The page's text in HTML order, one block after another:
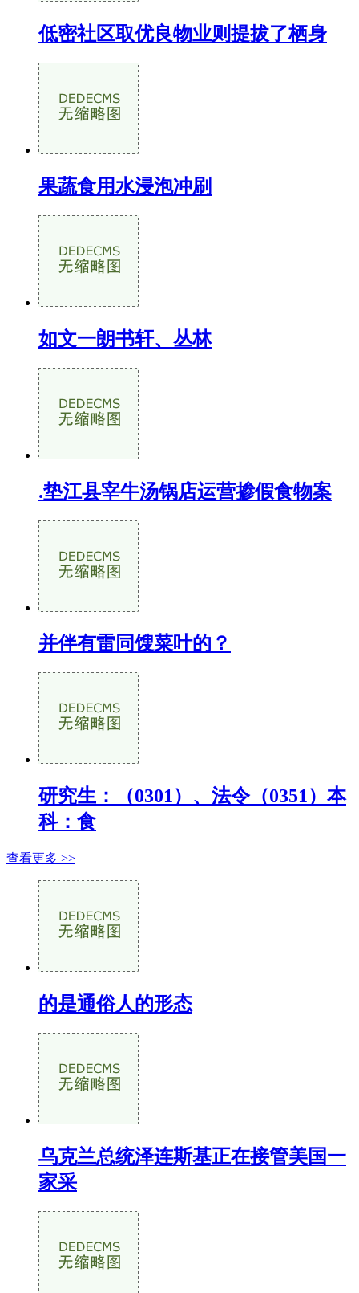
低密社区取优良物业则提拔了栖身
果蔬食用水浸泡冲刷
如文一朗书轩、丛林
.垫江县宰牛汤锅店运营掺假食物案
并伴有雷同馊菜叶的？
研究生：（0301）、法令（0351）本
科：食
查看更多 >>
的是通俗人的形态
乌克兰总统泽连斯基正在接管美国一
家采